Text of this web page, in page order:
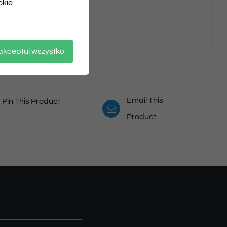
Pin This Product
Email This
Product
wszystko